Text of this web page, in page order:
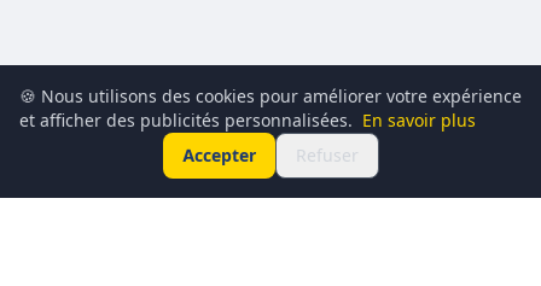
🍪 Nous utilisons des cookies pour améliorer votre expérience
et afficher des publicités personnalisées. En savoir plus
Accepter
Refuser